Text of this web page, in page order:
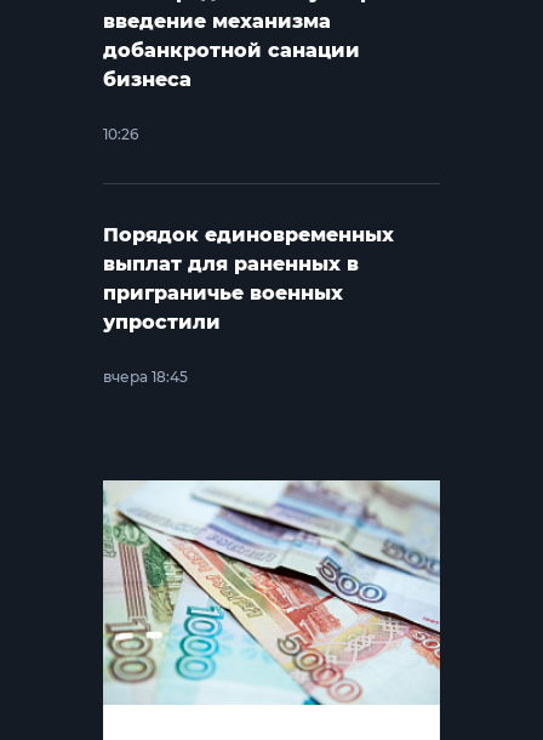
введение механизма
добанкротной санации
бизнеса
10:26
Порядок единовременных
выплат для раненных в
приграничье военных
упростили
вчера 18:45